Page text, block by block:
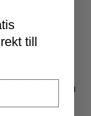
för elever
om vad
ett av orden
liknande.
till